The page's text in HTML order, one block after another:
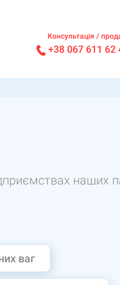
Консультація /
+38 067 611 62
наших
ваг